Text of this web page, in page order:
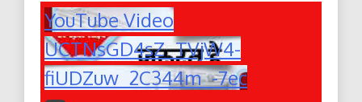
YouTube Video
UCTNsGD4sZ_TVjW4-
fiUDZuw_2C344m_-7ec